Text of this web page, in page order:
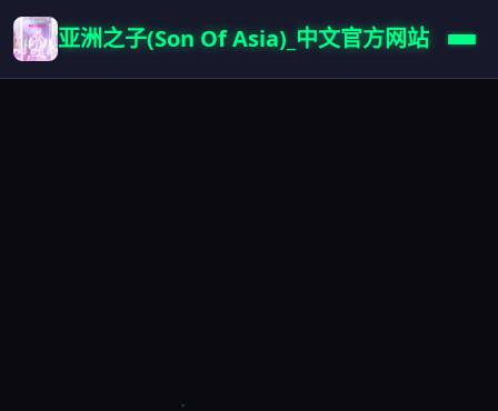
亚洲之子(Son Of Asia)_中文官方网站